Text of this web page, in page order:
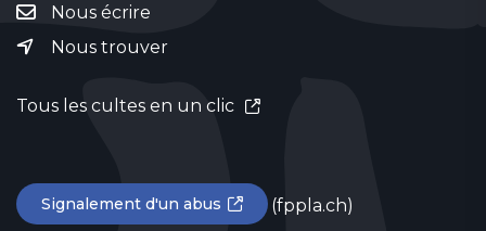
Nous écrire
Nous trouver
Tous les cultes en un clic
Signalement d'un abus
(fppla.ch)